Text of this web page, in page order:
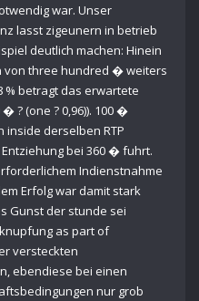
war. Unser
lasst zigeunern in betrieb
deutlich machen: Hinein
von three hundred � weiters
% betragt das erwartete
? (one ? 0,96)). 100 �
derselben RTP
bei 360 � fuhrt.
Indienstnahme
Erfolg war damit stark
Gunst der stunde sei
as part of
versteckten
ebendiese bei einen
nur grob